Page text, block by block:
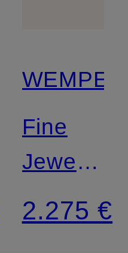
WEMPE
Fine
Jewelry
Ring
2.275 €